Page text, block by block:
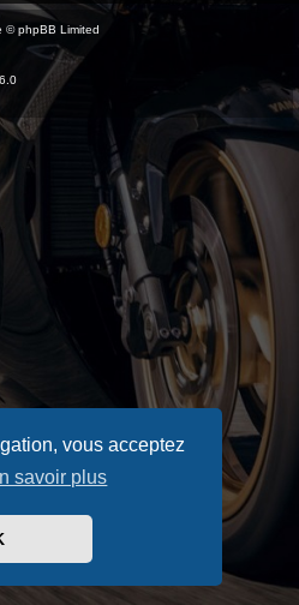
vous acceptez
savoir plus
© phpBB Limited